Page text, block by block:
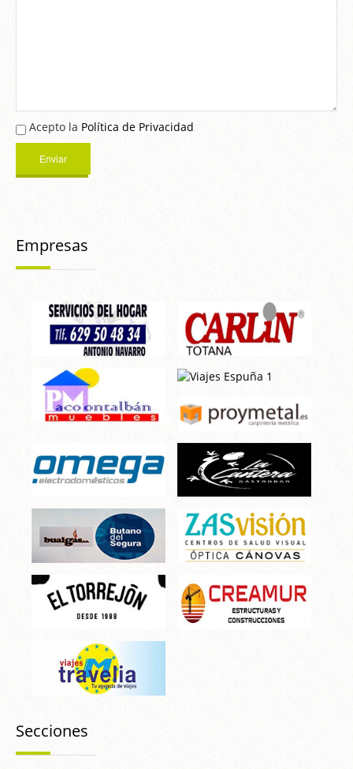
Acepto la Política de Privacidad
Empresas
Secciones